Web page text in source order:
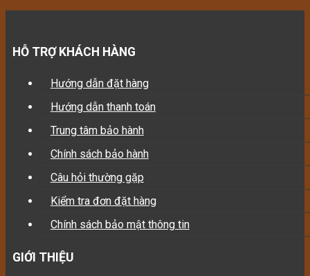
HỖ TRỢ KHÁCH HÀNG
Hướng dẫn đặt hàng
Hướng dẫn thanh toán
Trung tâm bảo hành
Chính sách bảo hành
Câu hỏi thường gặp
Kiểm tra đơn đặt hàng
Chính sách bảo mật thông tin
GIỚI THIỆU